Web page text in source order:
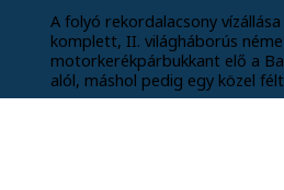
A folyó rekordalacsony
komplett, II. világháborús
motorkerékpárbukkant elő a
alól, máshol pedig egy közel